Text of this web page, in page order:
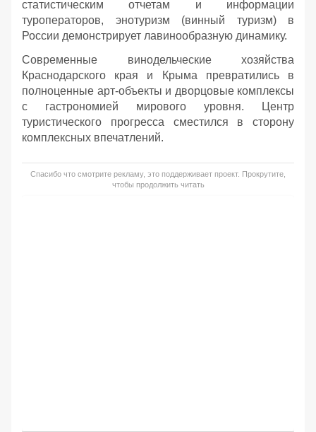
статистическим отчетам и информации
туроператоров, энотуризм (винный туризм) в
России демонстрирует лавинообразную динамику.
Современные винодельческие хозяйства
Краснодарского края и Крыма превратились в
полноценные арт-объекты и дворцовые комплексы
с гастрономией мирового уровня. Центр
туристического прогресса сместился в сторону
комплексных впечатлений.
Спасибо что смотрите рекламу, это поддерживает проект. Прокрутите,
чтобы продолжить читать